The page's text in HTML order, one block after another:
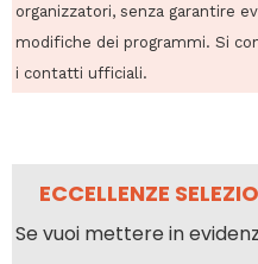
organizzatori, senza garantire
modifiche dei programmi. Si
i contatti ufficiali.
ECCELLENZE
Se vuoi mettere in